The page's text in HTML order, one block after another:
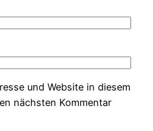
und Website in diesem
nächsten Kommentar